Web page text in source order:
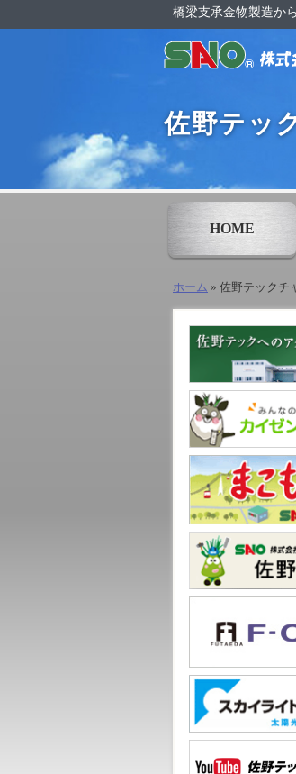
橋梁支承金物製造から
佐野テッ
HOME
ホーム » 佐野テックチ